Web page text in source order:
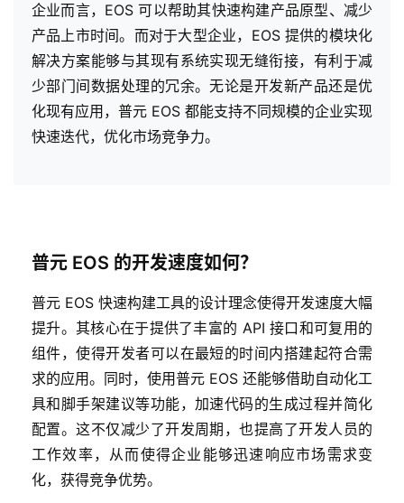
企业而言，EOS 可以帮助其快速构建产品原型、减少
产品上市时间。而对于大型企业，EOS 提供的模块化
解决方案能够与其现有系统实现无缝衔接，有利于减
少部门间数据处理的冗余。无论是开发新产品还是优
化现有应用，普元 EOS 都能支持不同规模的企业实现
快速迭代，优化市场竞争力。
普元 EOS 的开发速度如何？
普元 EOS 快速构建工具的设计理念使得开发速度大幅
提升。其核心在于提供了丰富的 API 接口和可复用的
组件，使得开发者可以在最短的时间内搭建起符合需
求的应用。同时，使用普元 EOS 还能够借助自动化工
具和脚手架建议等功能，加速代码的生成过程并简化
配置。这不仅减少了开发周期，也提高了开发人员的
工作效率，从而使得企业能够迅速响应市场需求变
化，获得竞争优势。